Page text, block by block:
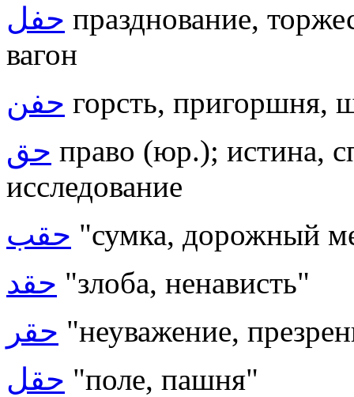
حفل празднование,
вагон
حفن горсть, пригоршня,
حق право (юр.); истина,
исследование
حقب "сумка, дорожный
حقد "злоба, ненависть"
حقر "неуважение,
حقل "поле, пашня"